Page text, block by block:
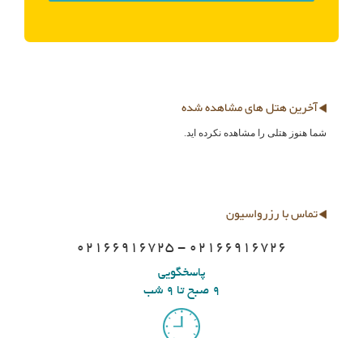
آخرین هتل های مشاهده شده
شما هنوز هتلی را مشاهده نکرده اید.
تماس با رزرواسیون
02166916725 - 02166916726
پاسخگویی
9 صبح تا 9 شب